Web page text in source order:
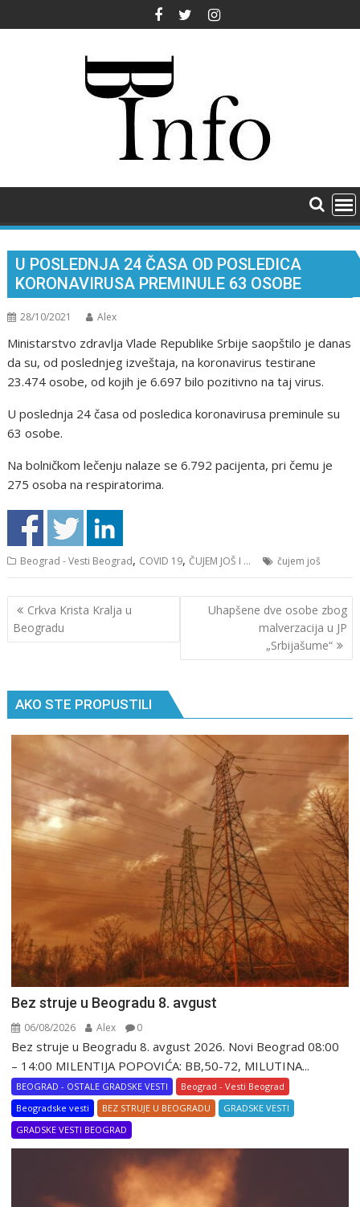
to
U POSLEDNJA 24 ČASA OD POSLEDICA
KORONAVIRUSA PREMINULE 63 OSOBE
28/10/2021 Alex
Ministarstvo zdravlja Vlade Republike Srbije saopštilo je danas
da su, od poslednjeg izveštaja, na koronavirus testirane
23.474 osobe, od kojih je 6.697 bilo pozitivno na taj virus.
U poslednja 24 časa od posledica koronavirusa preminule su
63 osobe.
Na bolničkom lečenju nalaze se 6.792 pacijenta, pri čemu je
275 osoba na respiratorima.
Beograd - Vesti Beograd, COVID 19,ČUJEM JOŠ I ... čujem još
Кретање
чланка
Crkva Krista Kralja u
Beogradu
Uhapšene dve osobe zbog
malverzacija u JP
„Srbijašume“
AKO STE PROPUSTILI
Bez struje u Beogradu 8. avgust
06/08/2026 Alex 0
Bez struje u Beogradu 8. avgust 2026. Novi Beograd 08:00
– 14:00 MILENTIJA POPOVIĆA: BB,50-72, MILUTINA...
BEOGRAD - OSTALE GRADSKE VESTI
Beograd - Vesti Beograd
Beogradske vesti
BEZ STRUJE U BEOGRADU
GRADSKE VESTI
GRADSKE VESTI BEOGRAD